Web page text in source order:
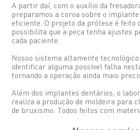
A partir daí, com o auxílio da
preparamos a coroa sobre o
eficiente. O projeto da prótese é feito
possibilita que a peça tenha ajustes
cada paciente.
Nosso sistema altamente tecnológico
identificar alguma possível falha
tornando a operação ainda mais
Além dos implantes dentários, o
realiza a produção de moldeira para
de bruxismo. Todos feitos com